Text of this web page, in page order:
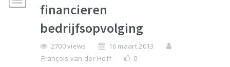
financieren
bedrijfsopvolging
2700 views
16 maart 2013
François van der Hoff
0